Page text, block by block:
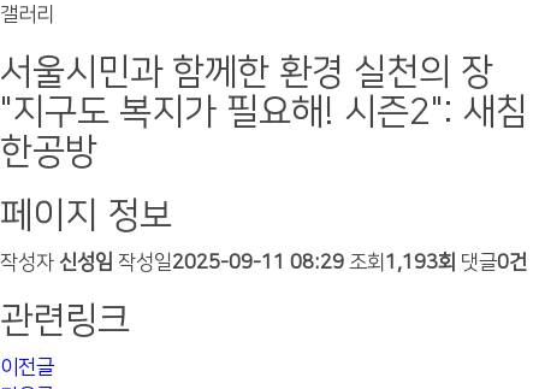
갤러리
서울시민과 함께한 환경 실천의 장
"지구도 복지가 필요해! 시즌2": 새침
한공방
페이지 정보
작성자 신성임 작성일2025-09-11 08:29 조회 1,193회 댓글0건
관련링크
이전글